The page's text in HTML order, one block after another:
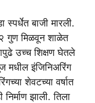
स्पर्धेत बाजी मारली.
गुण मिळवून शाळेत
उच्च शिक्षण घेतले
मधील इंजिनिअरिंग
शेवटच्या वर्षात
निर्माण झाली. तिला